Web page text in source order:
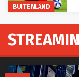
BUITENLAND